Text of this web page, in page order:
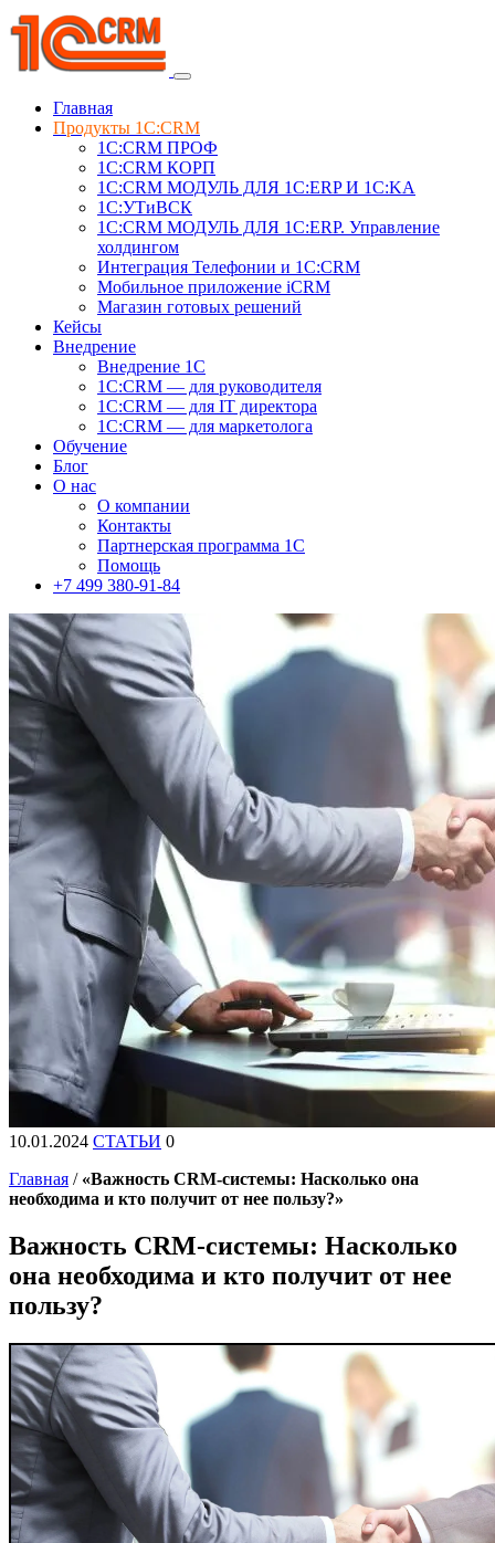
Главная
Продукты 1C:CRM
1С:CRM ПРОФ
1С:CRM КОРП
1С:CRM МОДУЛЬ ДЛЯ 1C:ERP И 1C:KA
1C:УТиВСК
1С:CRM МОДУЛЬ ДЛЯ 1C:ERP. Управление
холдингом
Интеграция Телефонии и 1C:CRM
Мобильное приложение iCRM
Магазин готовых решений
Кейсы
Внедрение
Внедрение 1C
1С:CRM — для руководителя
1С:CRM — для IT директора
1С:CRM — для маркетолога
Обучение
Блог
О нас
О компании
Контакты
Партнерская программа 1С
Помощь
+7 499 380-91-84
10.01.2024 СТАТЬИ 0
Главная / «Важность CRM-системы: Насколько она
необходима и кто получит от нее пользу?»
Важность CRM-системы: Насколько
она необходима и кто получит от нее
пользу?